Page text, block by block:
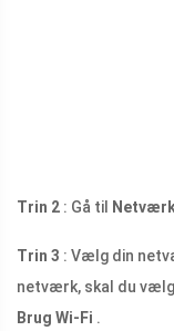
Trin 2 : Gå til
Trin 3 : Vælg din
netværk, skal du
Brug Wi-Fi .